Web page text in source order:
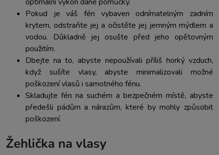
Pokud je váš fén vybaven odnímatelným zadním
krytem, ​​odstraňte jej a očistěte jej jemným mýdlem a
vodou. Důkladně jej osušte před jeho opětovným
použitím.
Dbejte na to, abyste nepoužívali příliš horký vzduch,
když sušíte vlasy, abyste minimalizovali možné
poškození vlasů i samotného fénu.
Skladujte fén na suchém a bezpečném místě, abyste
předešli pádům a nárazům, které by mohly způsobit
poškození.
Žehlička na vlasy